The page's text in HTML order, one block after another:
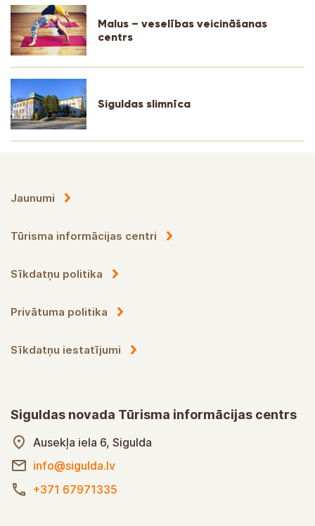
Malus – veselības veicināšanas
centrs
Siguldas slimnīca
Jaunumi
Tūrisma informācijas centri
Sīkdatņu politika
Privātuma politika
Sīkdatņu iestatījumi
Siguldas novada Tūrisma informācijas centrs
Ausekļa iela 6, Sigulda
info@sigulda.lv
+371 67971335